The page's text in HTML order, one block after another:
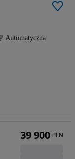
Automatyczna
39 900 PLN